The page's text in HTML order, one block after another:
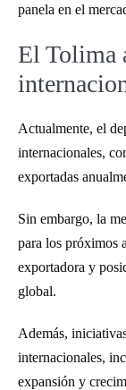
panela en el
El Tolima
Actualmente, el
internacionales,
exportadas
Sin embargo, la
para los próximos
exportadora y
global.
Además,
internacionales,
expansión y